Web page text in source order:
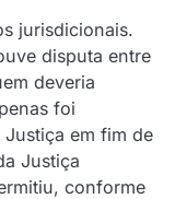
jurisdicionais.
disputa entre
deveria
foi
em fim de
Justiça
conforme